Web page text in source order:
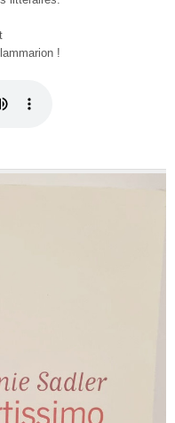
!